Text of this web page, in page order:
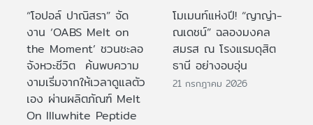
“โอปอล์ ปาณิสรา” จัด
งาน ‘OABS Melt on
the Moment’ ชวนชะลอ
จังหวะชีวิต ค้นพบความ
งามเริ่มจากให้เวลาดูแลตัว
เอง ผ่านผลิตภัณฑ์ Melt
On Illuwhite Peptide
โมเมนท์แห่งปี! “ญาญ่า-
ณเดชน์” ฉลองมงคล
สมรส ณ โรงแรมดุสิต
ธานี อย่างอบอุ่น
21 กรกฎาคม 2026